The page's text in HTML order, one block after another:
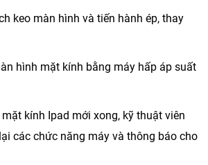
keo màn hình và tiến hành ép, thay
hình mặt kính bằng máy hấp áp suất
mặt kính Ipad mới xong, kỹ thuật viên
các chức năng máy và thông báo cho